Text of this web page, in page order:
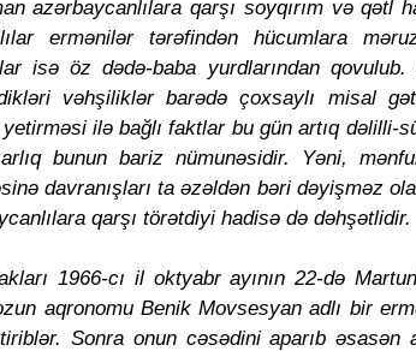
azərbaycanlılara qarşı soyqırım və qətl
ermənilər tərəfindən hücumlara
isə öz dədə-baba yurdlarından
vəhşiliklər barədə çoxsaylı misal
ilə bağlı faktlar bu gün artıq dəlilli-
bunun bariz nümunəsidir. Yəni,
davranışları ta əzəldən bəri dəyişməz
qarşı törətdiyi hadisə də dəhşətlidir.
1966-cı il oktyabr ayının 22-də
aqronomu Benik Movsesyan adlı bir
Sonra onun cəsədini aparıb